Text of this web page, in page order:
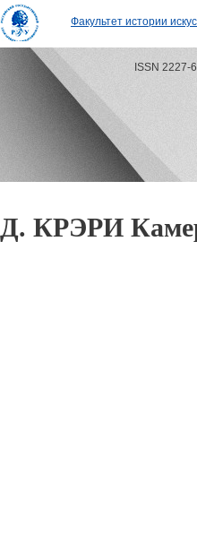
Факультет истории
ISSN 2227-
Д. КРЭРИ